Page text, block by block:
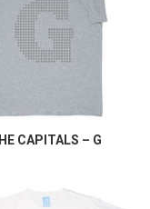
CAPITALS – G